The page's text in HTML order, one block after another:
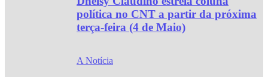
política no CNT a partir da próxima
terça-feira (4 de Maio)
A Notícia